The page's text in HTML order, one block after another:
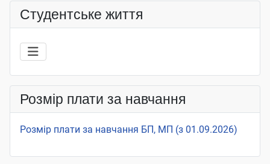
Студентське життя
Розмір плати за навчання
Розмір плати за навчання БП, МП (з 01.09.2026)